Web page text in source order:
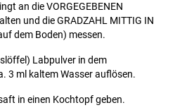
an die VORGEGEBENEN
und die GRADZAHL MITTIG IN
dem Boden) messen.
Labpulver in dem
3 ml kaltem Wasser auflösen.
in einen Kochtopf geben.